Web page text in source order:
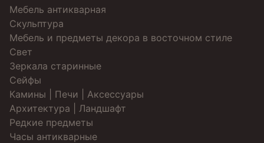
Мебель антикварная
Скульптура
Мебель и предметы декора в восточном стиле
Свет
Зеркала старинные
Cейфы
Камины | Печи | Аксессуары
Архитектура | Ландшафт
Редкие предметы
Часы антикварные